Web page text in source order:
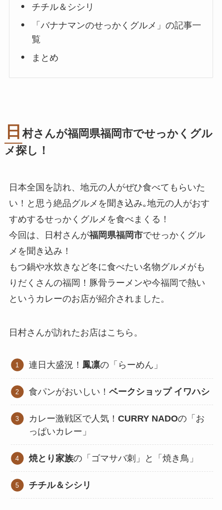
チチル＆シシリ
「バナナマンのせっかくグルメ」の記事一
覧
まとめ
日 村さんが福岡県福岡市でせっかくグル
メ探し！
日本全国を訪れ、地元の人がぜひ食べてもらいた
い！と思う絶品グルメを聞き込み｡地元の人がおす
すめするせっかくグルメを食べまくる！
今回は、日村さんが福岡県福岡市でせっかくグル
メを聞き込み！
もつ鍋や水炊きなど冬に食べたい名物グルメがも
りだくさんの福岡！豚骨ラーメンや今福岡で熱い
というカレーのお店が紹介されました。
日村さんが訪れたお店はこちら。
連日大盛況！鳳凛の「らーめん」
食パンがおいしい！ベークショップ イワハシ
カレー激戦区で人気！CURRY NADOの「お
っぱいカレー」
焼とり家族の「ゴマサバ刺」と「焼き鳥」
チチル＆シシリ